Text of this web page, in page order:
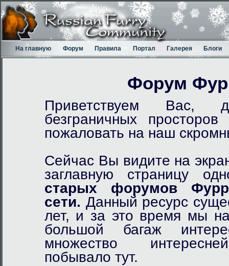
На главную Форум Правила Портал Галерея Блоги
Форум
Приветствуем Вас,
безграничных
пожаловать на наш
Сейчас Вы видите на
заглавную страницу
старых форумов
сети. Данный ресурс
лет, и за это время мы
большой багаж
множество
побывало тут.